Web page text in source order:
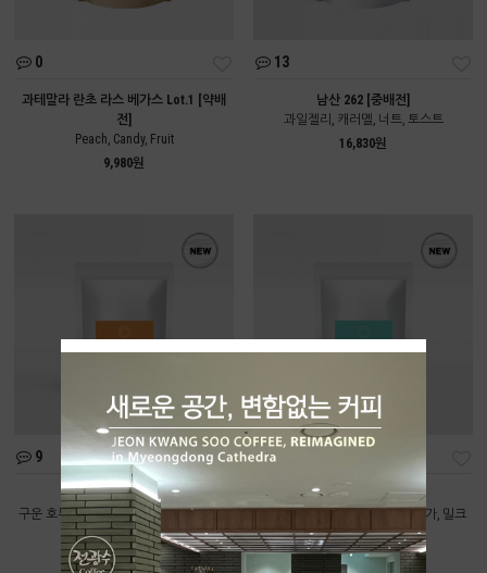
0
과테말라 란초 라스 베가스 Lot.1 [약배
전]
Peach, Candy, Fruit
9,980원
13
남산 262 [중배전]
과일젤리, 캐러멜, 너트, 토스트
16,830원
9
딥너티 [중배전]
구운 호두, 카카오닙스, 다크초콜릿, 브라
운 슈가
9,550원
11
올데이 [중배전]
구운 곡물, 볶은 땅콩, 브라운 슈가, 밀크
초콜릿
8,220원